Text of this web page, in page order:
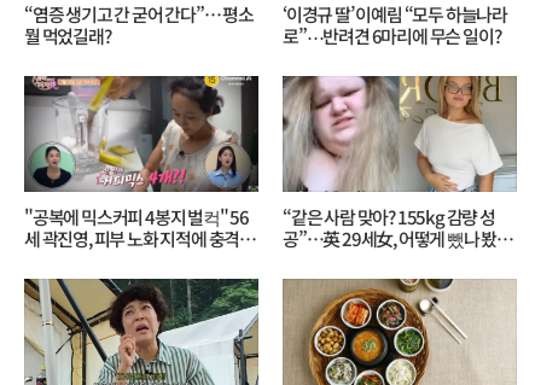
“염증 생기고 간 굳어 간다”… 평소
뭘 먹었길래?
‘이경규 딸’ 이예림 “모두 하늘나라
로”⋯반려견 6마리에 무슨 일이?
"공복에 믹스커피 4봉지 벌컥" 56
세 곽진영, 피부 노화 지적에 충격…
“같은 사람 맞아? 155kg 감량 성
공”…英 29세女, 어떻게 뺐나 봤더